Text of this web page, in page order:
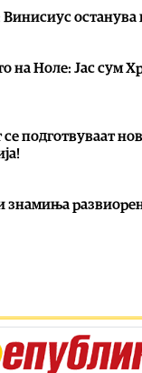
останува
на Ноле: Јас сум
се подготвуваат
знамиња
првачиња,
веќе стигна до